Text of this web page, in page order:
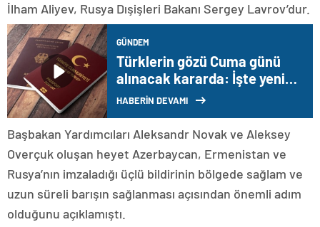
İlham Aliyev, Rusya Dışişleri Bakanı Sergey Lavrov’dur.
GÜNDEM
Türklerin gözü Cuma günü
alınacak kararda: İşte yeni
Alman vatandaşlığı şartları
HABERİN DEVAMI
Başbakan Yardımcıları Aleksandr Novak ve Aleksey
Overçuk oluşan heyet Azerbaycan, Ermenistan ve
Rusya’nın imzaladığı üçlü bildirinin bölgede sağlam ve
uzun süreli barışın sağlanması açısından önemli adım
olduğunu açıklamıştı.